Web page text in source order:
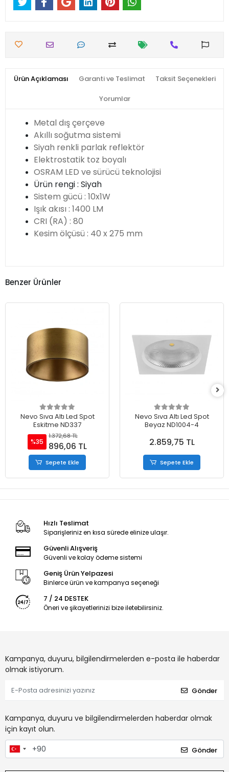
Ürün Açıklaması Garanti ve Teslimat Taksit Seçenekleri
Yorumlar
Metal dış çerçeve
Akıllı soğutma sistemi
Siyah renkli parlak reflektör
Elektrostatik toz boyalı
OSRAM LED ve sürücü teknolojisi
Ürün rengi : Siyah
Sistem gücü : 10x1W
Işık akısı : 1400 LM
CRI (RA) : 80
Kesim ölçüsü : 40 x 275 mm
Benzer Ürünler
Nevo Sıva Altı Led Spot
Eskitme ND337
%35
1.372,68 TL
896,06 TL
Sepete Ekle
Nevo Sıva Altı Led Spot
Beyaz ND1004-4
2.859,75 TL
Sepete Ekle
Hızlı Teslimat
Siparişleriniz en kısa sürede elinize ulaşır.
Güvenli Alışveriş
Güvenli ve kolay ödeme sistemi
Geniş Ürün Yelpazesi
Binlerce ürün ve kampanya seçeneği
7 / 24 DESTEK
Öneri ve şikayetlerinizi bize iletebilirsiniz.
Kampanya, duyuru, bilgilendirmelerden e-posta ile haberdar
olmak istiyorum.
Gönder
Kampanya, duyuru ve bilgilendirmelerden haberdar olmak
için kayıt olun.
Gönder